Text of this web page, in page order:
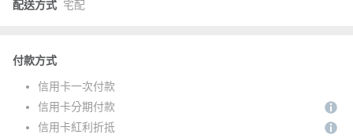
配送方式 宅配
付款方式
信用卡一次付款
信用卡分期付款
信用卡紅利折抵